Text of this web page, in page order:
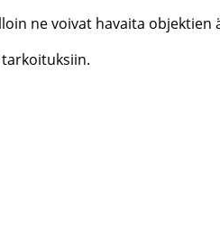
ne voivat havaita objektien